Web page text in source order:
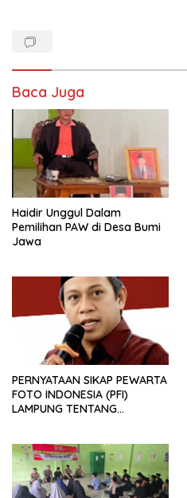
Baca Juga
Haidir Unggul Dalam
Pemilihan PAW di Desa Bumi
Jawa
PERNYATAAN SIKAP PEWARTA
FOTO INDONESIA (PFI)
LAMPUNG TENTANG
TERHADAP JURNALIS DI
PENGADILAN NEGERI
TANJUNG KARANG.